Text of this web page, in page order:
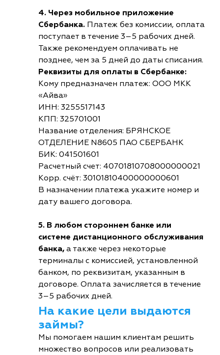
4. Через мобильное приложение
Сбербанка. Платеж без комиссии, оплата
поступает в течение 3–5 рабочих дней.
Также рекомендуем оплачивать не
позднее, чем за 5 дней до даты списания.
Реквизиты для оплаты в Сбербанке:
Кому предназначен платеж: ООО МКК
«Айва»
ИНН: 3255517143
КПП: 325701001
Название отделения: БРЯНСКОЕ
ОТДЕЛЕНИЕ N8605 ПАО СБЕРБАНК
БИК: 041501601
Расчетный счет: 40701810708000000021
Корр. счёт: 30101810400000000601
В назначении платежа укажите номер и
дату вашего договора.
5. В любом стороннем банке или
системе дистанционного обслуживания
банка, а также через некоторые
терминалы с комиссией, установленной
банком, по реквизитам, указанным в
договоре. Оплата зачисляется в течение
3–5 рабочих дней.
На какие цели выдаются
займы?
Мы помогаем нашим клиентам решить
множество вопросов или реализовать